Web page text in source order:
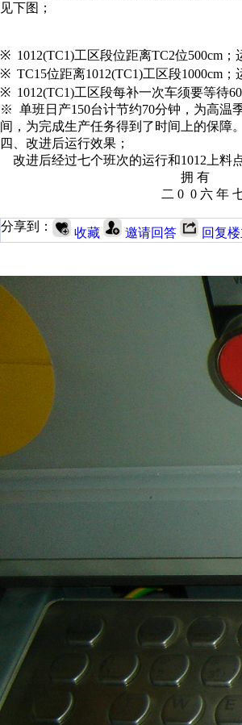
见下图；
※ 1012(TC1)工区段位距离TC2位500cm；
※ TC15位距离1012(TC1)工区段1000cm；
※ 1012(TC1)工区段每补一次车须要等待
※ 单班日产150台计节约70分钟，为高温
间，为完成生产任务得到了时间上的保障。
四、改进后运行效果；
改进后经过七个班次的运行和1012上料
拥 有
二 0 0 六 年 七 月
分享到： 收藏 邀请回答 回复